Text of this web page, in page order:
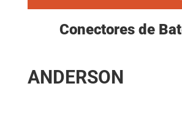
Conectores de
ANDERSON